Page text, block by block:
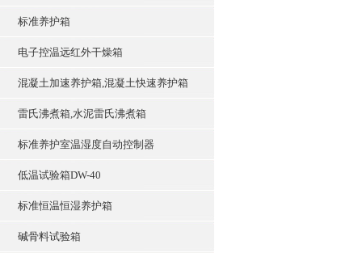
标准养护箱
电子控温远红外干燥箱
混凝土加速养护箱,混凝土快速养护箱
雷氏沸煮箱,水泥雷氏沸煮箱
标准养护室温湿度自动控制器
低温试验箱DW-40
标准恒温恒湿养护箱
碱骨料试验箱